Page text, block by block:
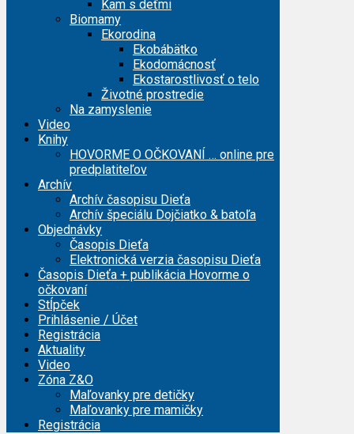
Kam s deťmi
Biomamy
Ekorodina
Ekobábätko
Ekodomácnosť
Ekostarostlivosť o telo
Životné prostredie
Na zamyslenie
Video
Knihy
HOVORME O OČKOVANÍ … online pre
predplatiteľov
Archív
Archív časopisu Dieťa
Archív špeciálu Dojčiatko & batoľa
Objednávky
Časopis Dieťa
Elektronická verzia časopisu Dieťa
Časopis Dieťa + publikácia Hovorme o
očkovaní
Stĺpček
Prihlásenie / Účet
Registrácia
Aktuality
Video
Zóna Z&O
Maľovanky pre detičky
Maľovanky pre mamičky
Registrácia